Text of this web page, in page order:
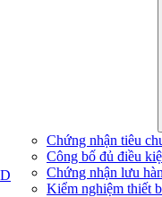
Chứng nhận tiêu
Công bố đủ điều
Chứng nhận lưu
Kiểm nghiệm thiết